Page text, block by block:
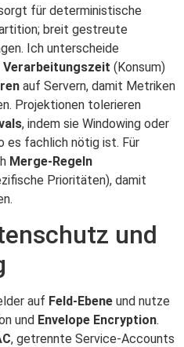
für deterministische
breit gestreute
Ich unterscheide
Verarbeitungszeit (Konsum)
auf Servern, damit Metriken
Projektionen tolerieren
, indem sie Windowing oder
es fachlich nötig ist. Für
Merge‑Regeln
Prioritäten), damit
und
auf Feld‑Ebene und nutze
und Envelope Encryption.
, getrennte Service‑Accounts